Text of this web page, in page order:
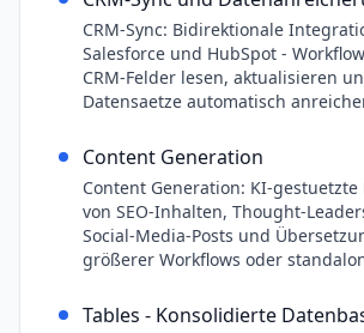
CRM-Sync: Bidirektionale
Salesforce und HubSpot -
CRM-Felder lesen, aktualisieren
Datensaetze automatisch
Content Generation
Content Generation: KI-
von SEO-Inhalten, Thought-
Social-Media-Posts und
größerer Workflows oder
Tables - Konsolidierte